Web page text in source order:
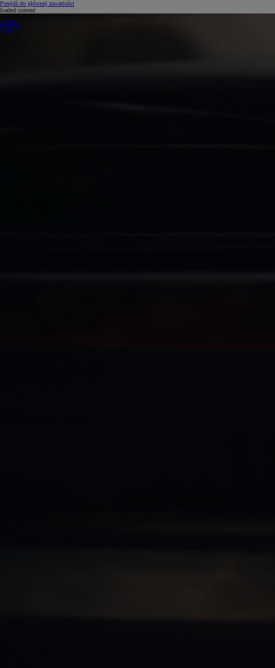
Przejdź do głównej zawartości
loaded content